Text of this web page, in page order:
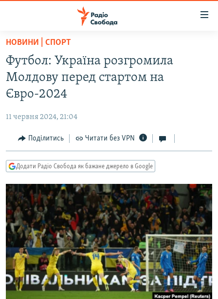
Перейти
основного
матеріалу
Перейти
до
основної
навігації
Перейти
до
пошуку
РАДІО СВОБОДА – 70 РОКІВ
ВСЕ ЗА ДОБУ
СТАТТІ
ЕКОНОМІКА
СУСПІЛЬСТВО
УКРАЇНА
СВІТ
РОСІЙСЬКА «ФІЛЬТРАЦІЯ»
ДОНБАС.РЕАЛІЇ
ТИ ЯК?
СХЕМИ
КИТАЙ.ВИКЛИКИ
МУЛЬТИМЕДІА
ФОТО
СПЕЦПРОЄКТИ
ПОДКАСТИ
НОВИНИ | СПОРТ
Футбол: Україна розгромила
Молдову перед стартом на
Євро-2024
11 червня 2024, 21:04
Поділитись Читати без VPN
Додати Радіо Свобода як бажане джерело в Google